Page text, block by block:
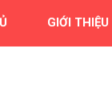
GIỚI THIỆU